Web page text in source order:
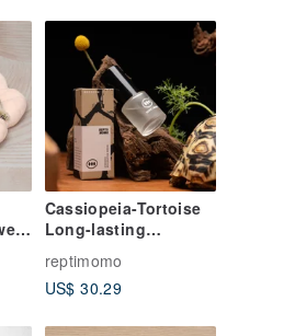
Cassiopeia-Tortoise
Long-lasting
(20ML)/亀アーマーセラ
ム
reptimomo
US$ 30.29